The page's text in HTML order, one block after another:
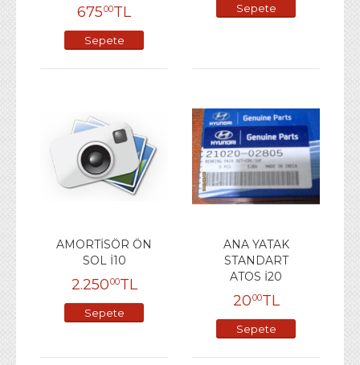
67500TL
Sepete
Sepete
AMORTİSÖR ÖN
SOL İ10
2.25000TL
Sepete
ANA YATAK
STANDART
ATOS İ20
2000TL
Sepete